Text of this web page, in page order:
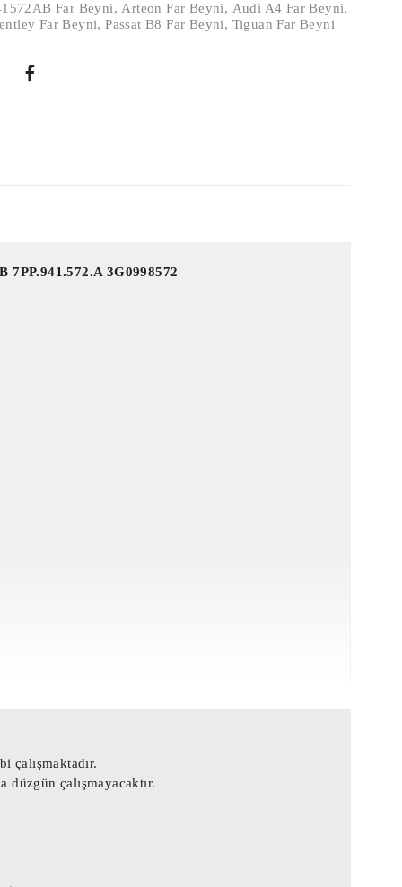
Far Beyni, Arteon Far Beyni, Audi A4 Far Beyni,
Far Beyni,Passat B8 Far Beyni, Tiguan Far Beyni
7PP.941.572.A 3G0998572
çalışmaktadır.
düzgün çalışmayacaktır.